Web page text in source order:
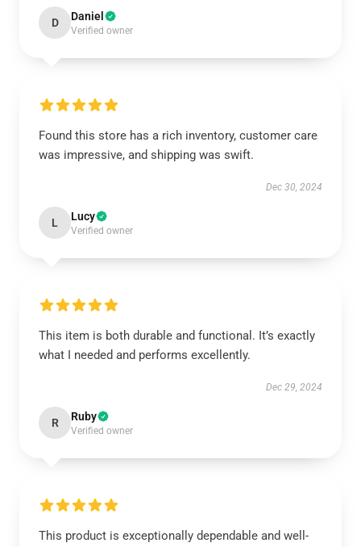
D Daniel
Verified owner
Found this store has a rich inventory, customer care
was impressive, and shipping was swift.
Dec 30, 2024
L Lucy
Verified owner
This item is both durable and functional. It’s exactly
what I needed and performs excellently.
Dec 29, 2024
R Ruby
Verified owner
This product is exceptionally dependable and well-